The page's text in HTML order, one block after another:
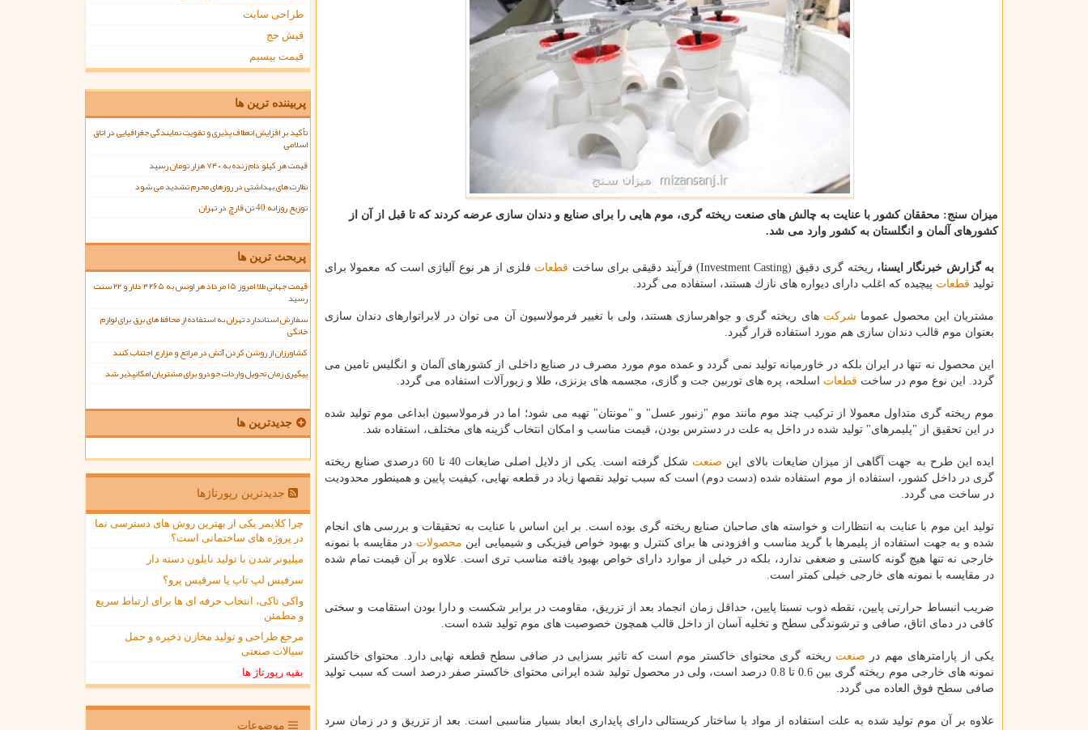
میزان سنج: محققان كشور با عنایت به چالش های صنعت ریخته گری، موم هایی را برای صنایع و دندان سازی عرضه كردند كه تا قبل از آن از
كشورهای آلمان و انگلستان به كشور وارد می شد.
به گزارش خبرنگار ایسنا، ریخته گری دقیق (Investment Casting) فرآیند دقیقی برای ساخت قطعات فلزی از هر نوع آلیاژی است كه معمولا برای
تولید قطعات پیچیده كه اغلب دارای دیواره های نازك هستند، استفاده می گردد.
مشتریان این محصول عموما شركت های ریخته گری و جواهرسازی هستند، ولی با تغییر فرمولاسیون آن می توان در لابراتوارهای دندان سازی
بعنوان موم قالب دندان سازی هم مورد استفاده قرار گیرد.
این محصول نه تنها در ایران بلكه در خاورمیانه تولید نمی گردد و عمده موم مورد مصرف در صنایع داخلی از كشورهای آلمان و انگلیس تامین می
گردد. این نوع موم در ساخت قطعات اسلحه، پره های توربین جت و گازی، مجسمه های بزنزی، طلا و زیورآلات استفاده می گردد.
موم ریخته گری متداول معمولا از تركیب چند موم مانند موم "زنبور عسل" و "مونتان" تهیه می شود؛ اما در فرمولاسیون ابداعی موم تولید شده
در این تحقیق از "پلیمرهای" تولید شده در داخل به علت در دسترس بودن، قیمت مناسب و امكان انتخاب گزینه های مختلف، استفاده شد.
ایده این طرح به جهت آگاهی از میزان ضایعات بالای این صنعت
شكل گرفته است. یكی از دلایل اصلی ضایعات 40 تا 60 درصدی صنایع ریخته
گری در داخل كشور، استفاده از موم استفاده شده (دست دوم) است كه سبب تولید نقصها زیاد در قطعه نهایی، كیفیت پایین و همینطور محدودیت
در ساخت می گردد.
تولید این موم با عنایت به انتظارات و خواسته های صاحبان صنایع ریخته گری بوده است. بر این اساس با عنایت به تحقیقات و بررسی های انجام
شده و به جهت استفاده از پلیمرها با گرید مناسب و افزودنی ها برای كنترل و بهبود خواص فیزیكی و شیمیایی این محصولات در مقایسه با نمونه
خارجی نه تنها هیچ گونه كاستی و ضعفی ندارد، بلكه در خیلی از موارد دارای خواص بهبود یافته مناسب تری است. علاوه بر آن قیمت تمام شده
در مقایسه با نمونه های خارجی خیلی كمتر است.
ضریب انبساط حرارتی پایین، نقطه ذوب نسبتا پایین، حداقل زمان انجماد بعد از تزریق، مقاومت در برابر شكست و دارا بودن استقامت و سختی
كافی در دمای اتاق، صافی و ترشوندگی سطح و تخلیه آسان از داخل قالب همچون خصوصیت های موم تولید شده است.
یكی از پارامترهای مهم در صنعت ریخته گری محتوای خاكستر موم است كه تاثیر بسزایی در صافی سطح قطعه نهایی دارد. محتوای خاكستر
نمونه های خارجی موم ریخته گری بین 0.6 تا 0.8 درصد است، ولی در محصول تولید شده ایرانی محتوای خاكستر صفر درصد است كه سبب تولید
صافی سطح فوق العاده می گردد.
علاوه بر آن موم تولید شده به علت استفاده از مواد با ساختار كریستالی دارای پایداری ابعاد بسیار مناسبی است. بعد از تزریق و در زمان سرد
طراحی سایت
فیش حج
قیمت بیسیم
پربیننده ترین ها
تأکید بر افزایش انعطاف پذیری و تقویت نمایندگی جغرافیایی در اتاق
اسلامی
قیمت هر کیلو دام زنده به ۷۴۰ هزار تومان رسید
نظارت های بهداشتی در روزهای محرم تشدید می شود
توزیع روزانه 40 تن قارچ در تهران
پربحث ترین ها
قیمت جهانی طلا امروز ۱۵ مرداد هر اونس به ۴۲۶۵ دلار و ۲۲ سنت
رسید
سفارش استاندارد تهران به استفاده از محافظ های برق برای لوازم
خانگی
کشاورزان از روشن کردن آتش در مراتع و مزارع اجتناب کنند
پیگیری زمان تحویل واردات خودرو برای مشتریان امکانپذیر شد
جدیدترین ها
جدیدترین رپورتاژها
چرا کلایمر یکی از بهترین روش های دسترسی نما
در پروژه های ساختمانی است؟
میلیونر شدن با تولید نایلون دسته دار
سرفیس لپ تاپ یا سرفیس پرو؟
واکی تاکی، انتخاب حرفه ای ها برای ارتباط سریع
و مطمئن
مرجع طراحی و تولید مخازن ذخیره و حمل
سیالات صنعتی
بقیه رپورتاژ ها
موضوعات